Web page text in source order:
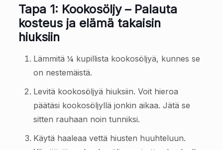
Tapa 1: Kookosöljy – Palauta
kosteus ja elämä takaisin
hiuksiin
Lämmitä ¼ kupillista kookosöljyä, kunnes se
on nestemäistä.
Levitä kookosöljyä hiuksiin. Voit hieroa
päätäsi kookosöljyllä jonkin aikaa. Jätä se
sitten rauhaan noin tunniksi.
Käytä haaleaa vettä hiusten huuhteluun.